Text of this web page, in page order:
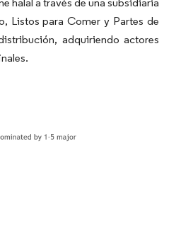
Listos para Comer y Partes de
adquiriendo actores